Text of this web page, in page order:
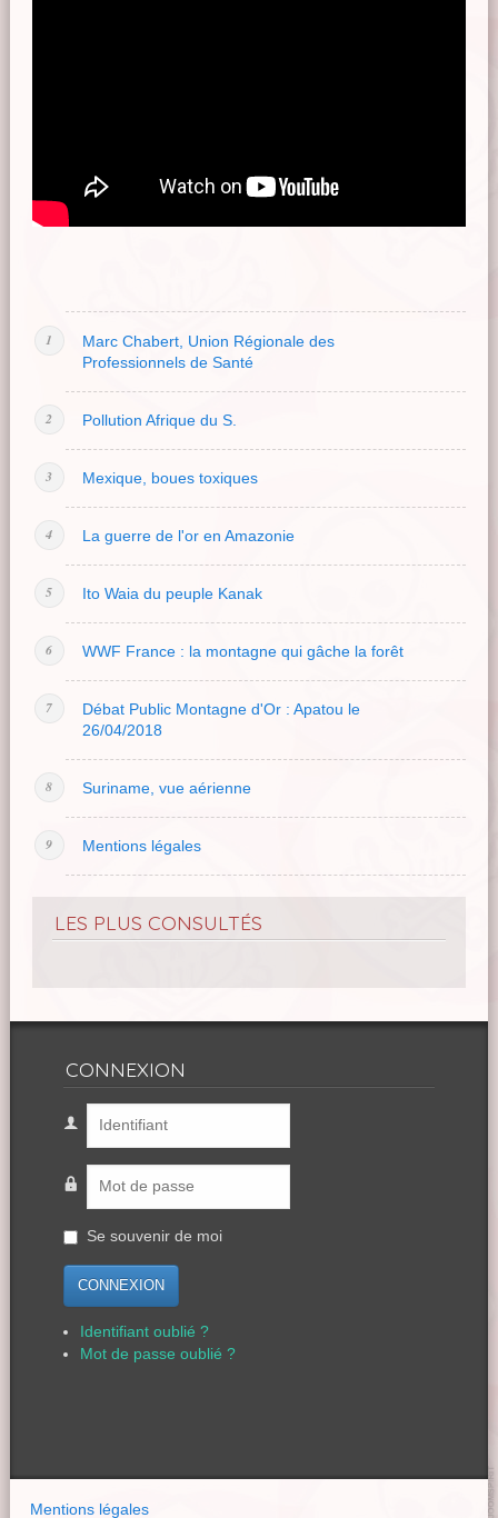
Marc Chabert, Union Régionale des
Professionnels de Santé
Pollution Afrique du S.
Mexique, boues toxiques
La guerre de l'or en Amazonie
Ito Waia du peuple Kanak
WWF France : la montagne qui gâche la forêt
Débat Public Montagne d'Or : Apatou le
26/04/2018
Suriname, vue aérienne
Mentions légales
LES PLUS CONSULTÉS
CONNEXION
Se souvenir de moi
CONNEXION
Identifiant oublié ?
Mot de passe oublié ?
Mentions légales